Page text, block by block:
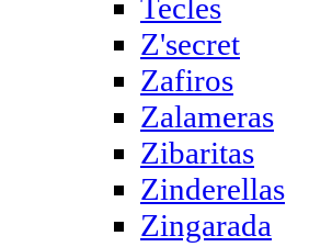
Tecles
Z'secret
Zafiros
Zalameras
Zibaritas
Zinderellas
Zingarada